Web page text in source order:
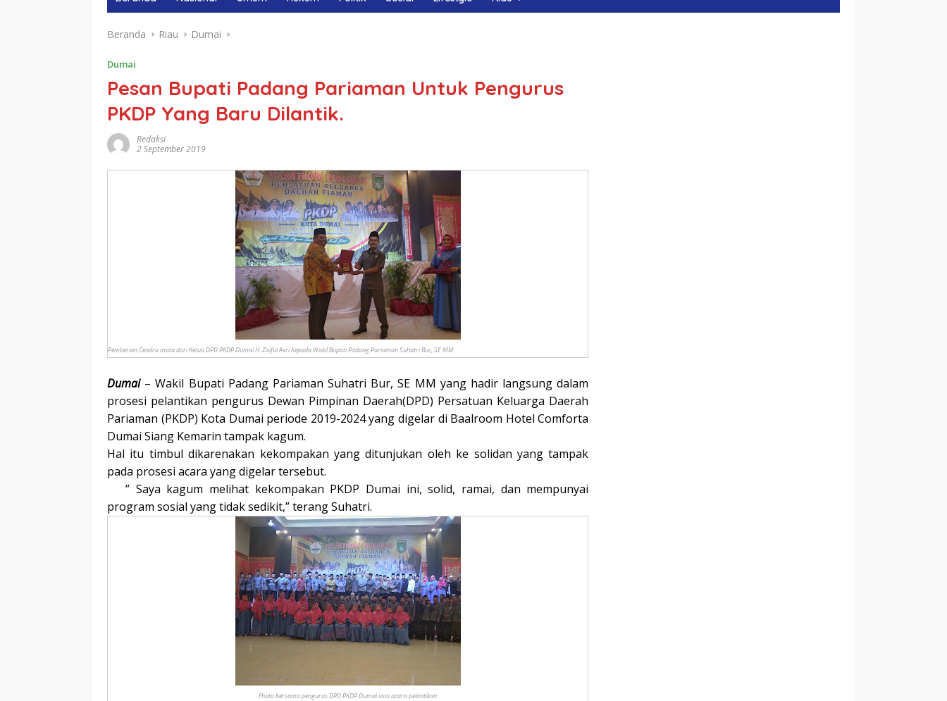
Beranda Riau Dumai
Dumai
Pesan Bupati Padang Pariaman Untuk Pengurus
PKDP Yang Baru Dilantik.
Redaksi
2 September 2019
Pemberian Cendra mata dari Ketua DPD PKDP Dumai H. Zaiful Asri Kepada Wakil Bupati Padang Pariaman Suhatri Bur, SE MM
Dumai– Wakil Bupati Padang Pariaman Suhatri Bur, SE MM yang hadir langsung dalam
prosesi pelantikan pengurus Dewan Pimpinan Daerah(DPD) Persatuan Keluarga Daerah
Pariaman (PKDP) Kota Dumai periode 2019-2024 yang digelar di Baalroom Hotel Comforta
Dumai Siang Kemarin tampak kagum.
Hal itu timbul dikarenakan kekompakan yang ditunjukan oleh ke solidan yang tampak
pada prosesi acara yang digelar tersebut.
” Saya kagum melihat kekompakan PKDP Dumai ini, solid, ramai, dan mempunyai
program sosial yang tidak sedikit,” terang Suhatri.
Fhoto bersama pengurus DPD PKDP Dumai usai acara pelantikan